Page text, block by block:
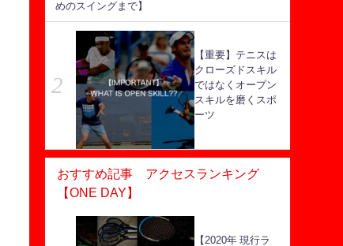
めのスイングまで】
【重要】テニスは
クローズドスキル
ではなくオープン
スキルを磨くスポ
ーツ
おすすめ記事 アクセスランキング
【ONE DAY】
【2020年 現行ラ